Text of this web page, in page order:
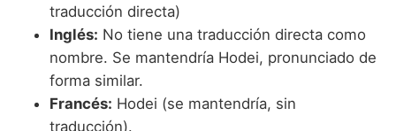
traducción directa)
Inglés: No tiene una traducción directa como
nombre. Se mantendría Hodei, pronunciado de
forma similar.
Francés: Hodei (se mantendría, sin
traducción).